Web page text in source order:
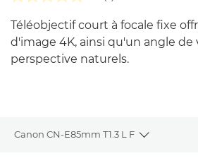
Téléobjectif court à focale fixe
d'image 4K, ainsi qu'un angle de
perspective naturels.
Canon CN-E85mm T1.3 L F
Toggle